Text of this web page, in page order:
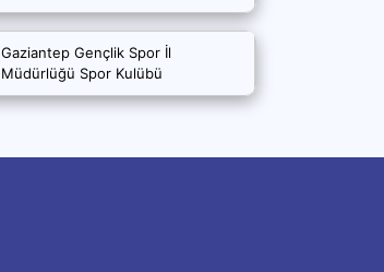
Gaziantep Gençlik Spor İl
Müdürlüğü Spor Kulübü